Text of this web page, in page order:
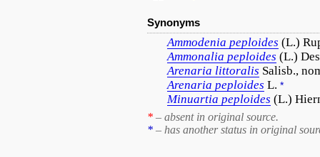
Synonyms
Ammodenia peploides (L.)
Ammonalia peploides (L.)
Arenaria littoralis Salisb.,
Arenaria peploides L. *
Minuartia peploides (L.)
* – absent in original source.
* – has another status in original